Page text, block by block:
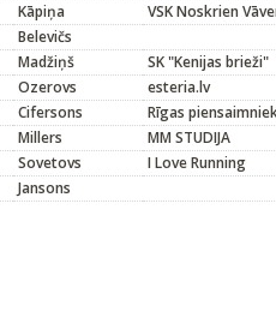
Kāpiņa
VSK Noskrien
Belevičs
Madžiņš
SK "Kenijas brieži"
Ozerovs
esteria.lv
Cifersons
Rīgas
Millers
MM STUDIJA
Sovetovs
I Love Running
Jansons